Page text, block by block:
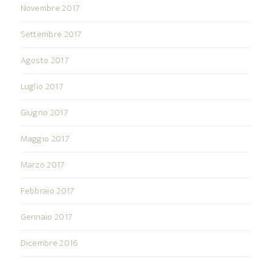
Novembre 2017
Settembre 2017
Agosto 2017
Luglio 2017
Giugno 2017
Maggio 2017
Marzo 2017
Febbraio 2017
Gennaio 2017
Dicembre 2016